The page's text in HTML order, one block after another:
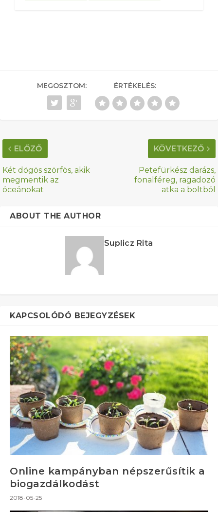
MEGOSZTOM: ÉRTÉKELÉS:
ELŐZŐ
Két dögös szörfös, akik
megmentik az
óceánokat
KÖVETKEZŐ
Petefürkész darázs,
fonalféreg, ragadozó
atka a boltból
ABOUT THE AUTHOR
Suplicz Rita
KAPCSOLÓDÓ BEJEGYZÉSEK
Online kampányban népszerűsítik a
biogazdálkodást
2018-05-25